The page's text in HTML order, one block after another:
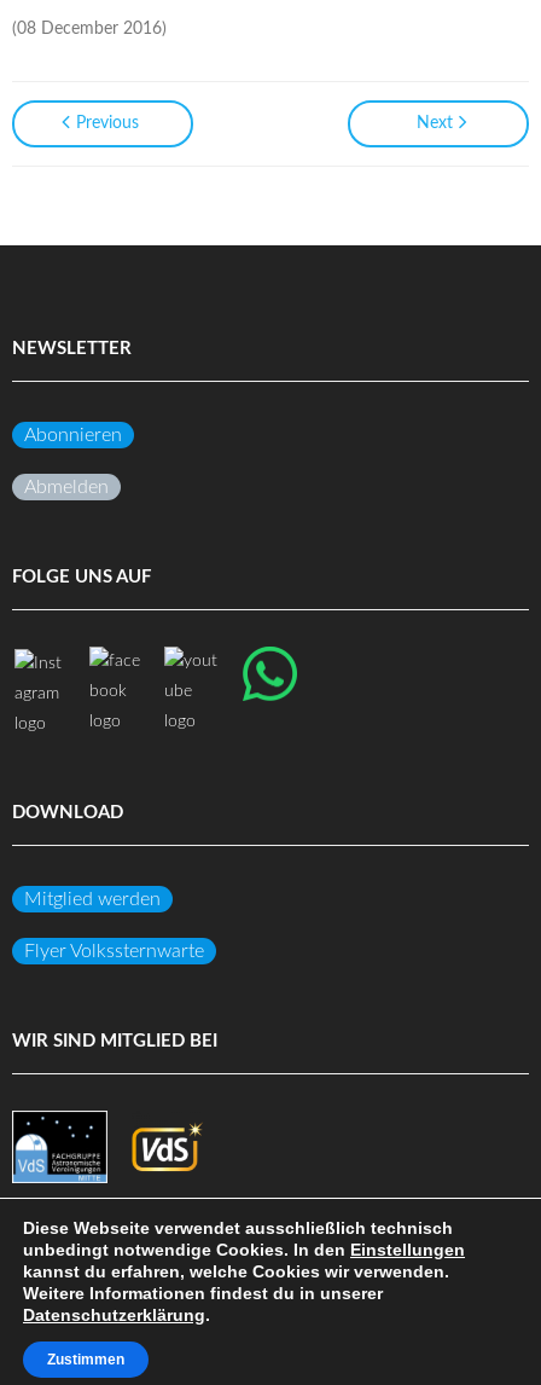
(08 December 2016)
Previous Next
NEWSLETTER
Abonnieren
Abmelden
FOLGE UNS AUF
DOWNLOAD
Mitglied werden
Flyer Volkssternwarte
WIR SIND MITGLIED BEI
(c) Volkssternwarte Darmstadt e.V.
DATENSCHUTZ IMPRESSUM
Diese Webseite verwendet ausschließlich technisch
unbedingt notwendige Cookies. In den Einstellungen
kannst du erfahren, welche Cookies wir verwenden.
Weitere Informationen findest du in unserer
Datenschutzerklärung.
Zustimmen